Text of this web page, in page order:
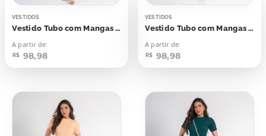
VESTIDOS
Vestido Tubo com Mangas Cereja Laqueada
A partir de:
R$ 98,98
VESTIDOS
Vestido Tubo com Mangas Rosa Bebê
A partir de:
R$ 98,98